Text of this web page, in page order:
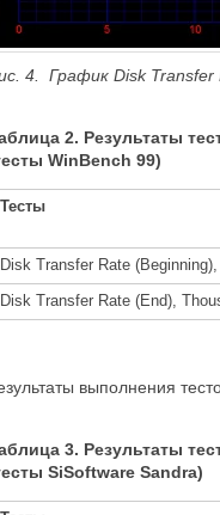
. 4. График Disk Transfer
2. Результаты
WinBench 99)
Тесты
Disk Transfer Rate
Disk Transfer Rate (End),
выполнения
3. Результаты
SiSoftware Sandra)